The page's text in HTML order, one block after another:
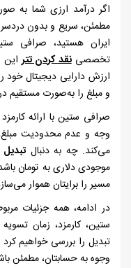
اگر درآمد ارزی شما به
مطمئن، سریع و بدون
ایران هستید، صرافی
تخصصینقد کردن تتراین
ارزش دارایی دیجیتال خود
و مبلغ را به‌صورت مستقیم
صرافی ستین با ارائه
وجه و عدم محدودیت
می‌کند. چه به‌ دنبال
موجودی دلاری به تومان
مسیر را برایتان هموار
در ادامه، همه جزئیات
ستین، کارمزد، زمان
تبدیل را بررسی خواهیم
وجوه به حسابتان، مطمئن